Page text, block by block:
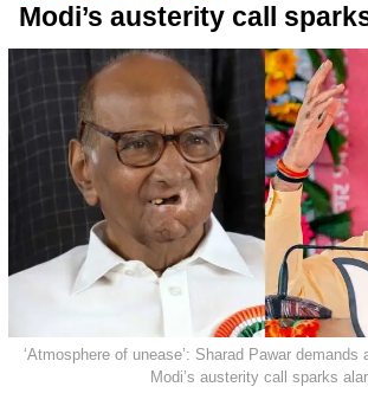
Modi’s austerity call
‘Atmosphere of unease’: Sharad Pawar
Modi’s austerity call sparks